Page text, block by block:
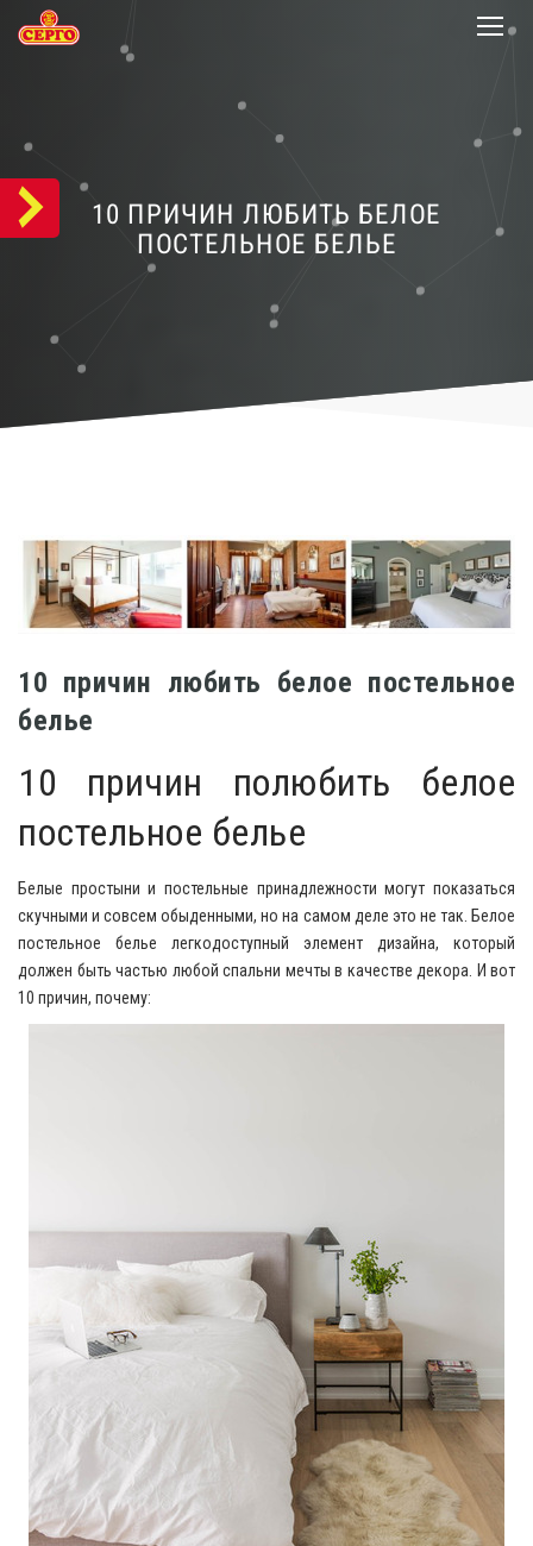
10 ПРИЧИН ЛЮБИТЬ БЕЛОЕ
ПОСТЕЛЬНОЕ БЕЛЬЕ
10 причин любить белое постельное
белье
10 причин полюбить белое
постельное белье
Белые простыни и постельные принадлежности могут показаться
скучными и совсем обыденными, но на самом деле это не так. Белое
постельное белье легкодоступный элемент дизайна, который
должен быть частью любой спальни мечты в качестве декора. И вот
10 причин, почему: